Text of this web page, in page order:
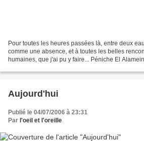
Pour toutes les heures passées là, entre deux
comme une absence, et à toutes les belles
humaines, que j'ai pu y faire... Péniche El Alamein
Aujourd'hui
Publié le 04/07/2006 à 23:31
Par l'oeil et l'oreille